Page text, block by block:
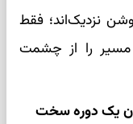
نزدیک‌اند؛ فقط
مسیر را از چشمت
یک دوره سخت